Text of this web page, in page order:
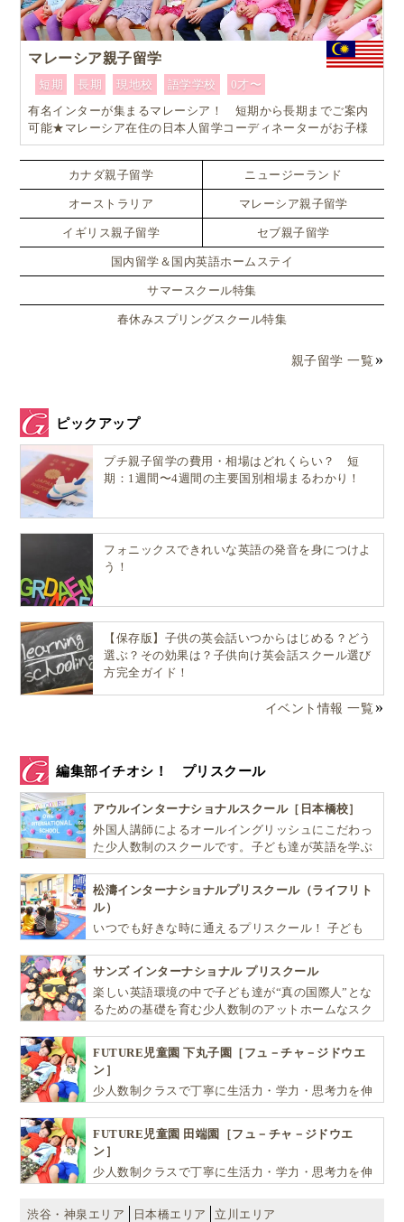
マレーシア親子留学
短期 長期 現地校 語学学校
0才〜
有名インターが集まるマレーシア！ 短期から長期までご案内
可能★マレーシア在住の日本人留学コーディネーターがお子様
お一人おひとりに合ったワンランク上のマレーシア親子留学を
カスタマイズ
カナダ親子留学
ニュージーランド
オーストラリア マレーシア親子留学
イギリス親子留学 セブ親子留学
国内留学＆国内英語ホームステイ
サマースクール特集
春休みスプリングスクール特集
親子留学 一覧
ピックアップ
プチ親子留学の費用・相場はどれくらい？ 短
期：1週間〜4週間の主要国別相場まるわかり！
フォニックスできれいな英語の発音を身につけよ
う！
【保存版】子供の英会話いつからはじめる？どう
選ぶ？その効果は？子供向け英会話スクール選び
方完全ガイド！
イベント情報 一覧
編集部イチオシ！ プリスクール
アウルインターナショナルスクール［日本橋校］
外国人講師によるオールイングリッシュにこだわっ
た少人数制のスクールです。子ども達が英語を学ぶ
松濤インターナショナルプリスクール（ライフリト
ル）
いつでも好きな時に通えるプリスクール！ 子ども
自ら進んで学ぶこと、考える力を育みます
サンズ インターナショナル プリスクール
楽しい英語環境の中で子ども達が“真の国際人”とな
るための基礎を育む少人数制のアットホームなスク
FUTURE児童園 下丸子園［フュ－チャ－ジドウエ
ン］
少人数制クラスで丁寧に生活力・学力・思考力を伸
FUTURE児童園 田端園［フュ－チャ－ジドウエ
ン］
少人数制クラスで丁寧に生活力・学力・思考力を伸
渋谷・神泉エリア
日本橋エリア 立川エリア